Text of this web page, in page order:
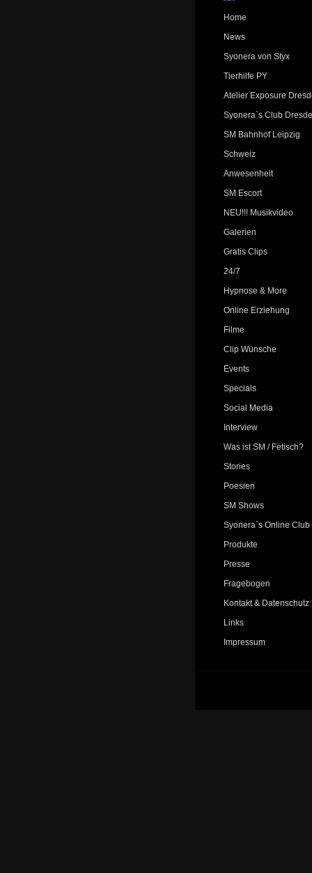
Home
News
Syonera von Styx
Tierhilfe PY
Atelier Exposure
Syonera`s Club
SM Bahnhof Leipzig
Schweiz
Anwesenheit
SM Escort
NEU!!! Musikvideo
Galerien
Gratis Clips
24/7
Hypnose & More
Online Erziehung
Filme
Clip Wünsche
Events
Specials
Social Media
Interview
Was ist SM / Fetisch?
Stories
Poesien
SM Shows
Syonera`s Online Club
Produkte
Presse
Fragebogen
Kontakt & Datenschutz
Links
Impressum